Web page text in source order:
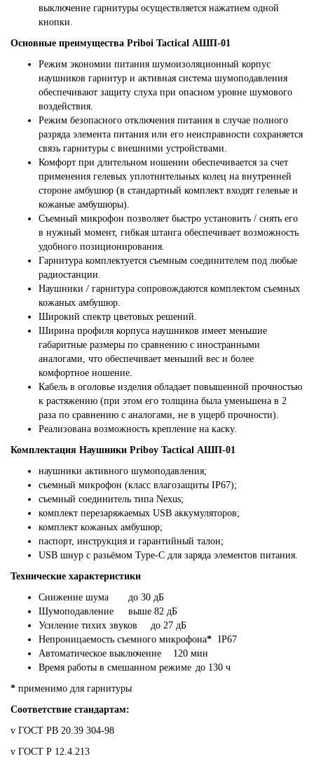
выключение гарнитуры осуществляется нажатием одной
кнопки.
Основные преимущества Priboi Tactical АШП-01
Режим экономии питания шумоизоляционный корпус
наушников гарнитур и активная система шумоподавления
обеспечивают защиту слуха при опасном уровне шумового
воздействия.
Режим безопасного отключения питания в случае полного
разряда элемента питания или его неисправности сохраняется
связь гарнитуры с внешними устройствами.
Комфорт при длительном ношении обеспечивается за счет
применения гелевых уплотнительных колец на внутренней
стороне амбушюр (в стандартный комплект входят гелевые и
кожаные амбушюры).
Съемный микрофон позволяет быстро установить / снять его
в нужный момент, гибкая штанга обеспечивает возможность
удобного позиционирования.
Гарнитура комплектуется съемным соединителем под любые
радиостанции.
Наушники / гарнитура сопровождаются комплектом съемных
кожаных амбушюр.
Широкий спектр цветовых решений.
Ширина профиля корпуса наушников имеет меньшие
габаритные размеры по сравнению с иностранными
аналогами, что обеспечивает меньший вес и более
комфортное ношение.
Кабель в оголовье изделия обладает повышенной прочностью
к растяжению (при этом его толщина была уменьшена в 2
раза по сравнению с аналогами, не в ущерб прочности).
Реализована возможность крепление на каску.
Комплектация Наушники Priboy Tactical АШП-01
наушники активного шумоподавления;
съемный микрофон (класс влагозащиты IP67);
съемный соединитель типа Nexus;
комплект перезаряжаемых USB аккумуляторов;
комплект кожаных амбушюр;
паспорт, инструкция и гарантийный талон;
USB шнур с разьёмом Type-C для заряда элементов питания.
Технические характеристики
Снижение шума
до 30 дБ
Шумоподавление
выше 82 дБ
Усиление тихих звуков
до 27 дБ
Непроницаемость съемного микрофона* IP67
Автоматическое выключение
120 мин
Время работы в смешанном режиме до 130 ч
* применимо для гарнитуры
Соответствие стандартам:
v ГОСТ РВ 20.39 304-98
v ГОСТ Р 12.4.213